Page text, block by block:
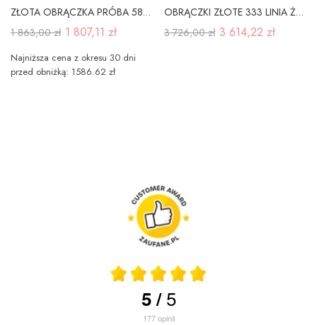
ZŁOTA OBRĄCZKA PRÓBA 585 PŁASKA FAZOWANA GRAWER
1 863,00 zł 1 807,11 zł
Najniższa cena z okresu 30 dni
przed obniżką: 1586.62 zł
OBRĄCZKI ZŁOTE 333 LINIA ŻYCIA ŻÓŁTE 8K
3 726,00 zł 3 614,22 zł
5/5
177opinii